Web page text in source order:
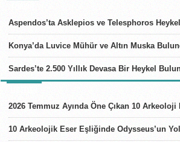
Aspendos’ta Asklepios ve Telesphoros
Konya’da Luvice Mühür ve Altın Muska
Sardes’te 2.500 Yıllık Devasa Bir Heykel
2026 Temmuz Ayında Öne Çıkan 10 Arkeoloji
10 Arkeolojik Eser Eşliğinde Odysseus’un